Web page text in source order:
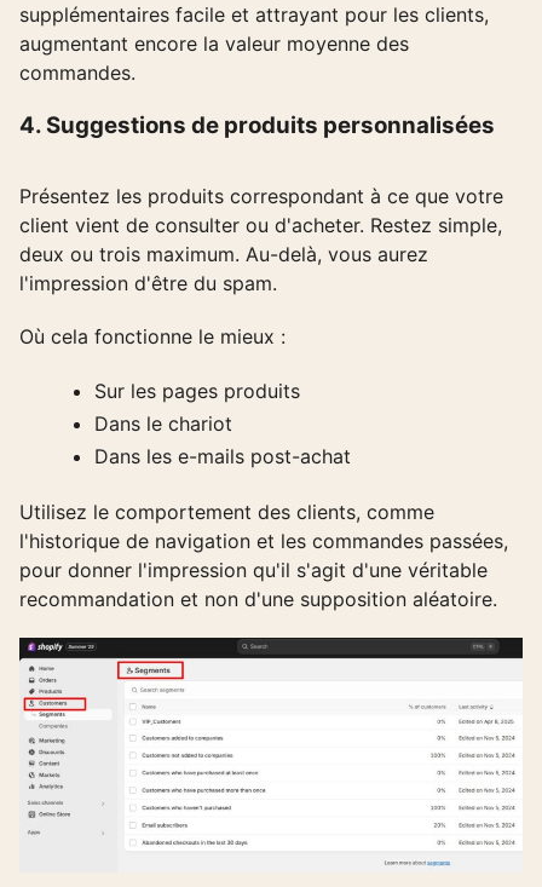
supplémentaires facile et attrayant pour les clients,
augmentant encore la valeur moyenne des
commandes.
4. Suggestions de produits personnalisées
Présentez les produits correspondant à ce que votre
client vient de consulter ou d'acheter. Restez simple,
deux ou trois maximum. Au-delà, vous aurez
l'impression d'être du spam.
Où cela fonctionne le mieux :
Sur les pages produits
Dans le chariot
Dans les e-mails post-achat
Utilisez le comportement des clients, comme
l'historique de navigation et les commandes passées,
pour donner l'impression qu'il s'agit d'une véritable
recommandation et non d'une supposition aléatoire.